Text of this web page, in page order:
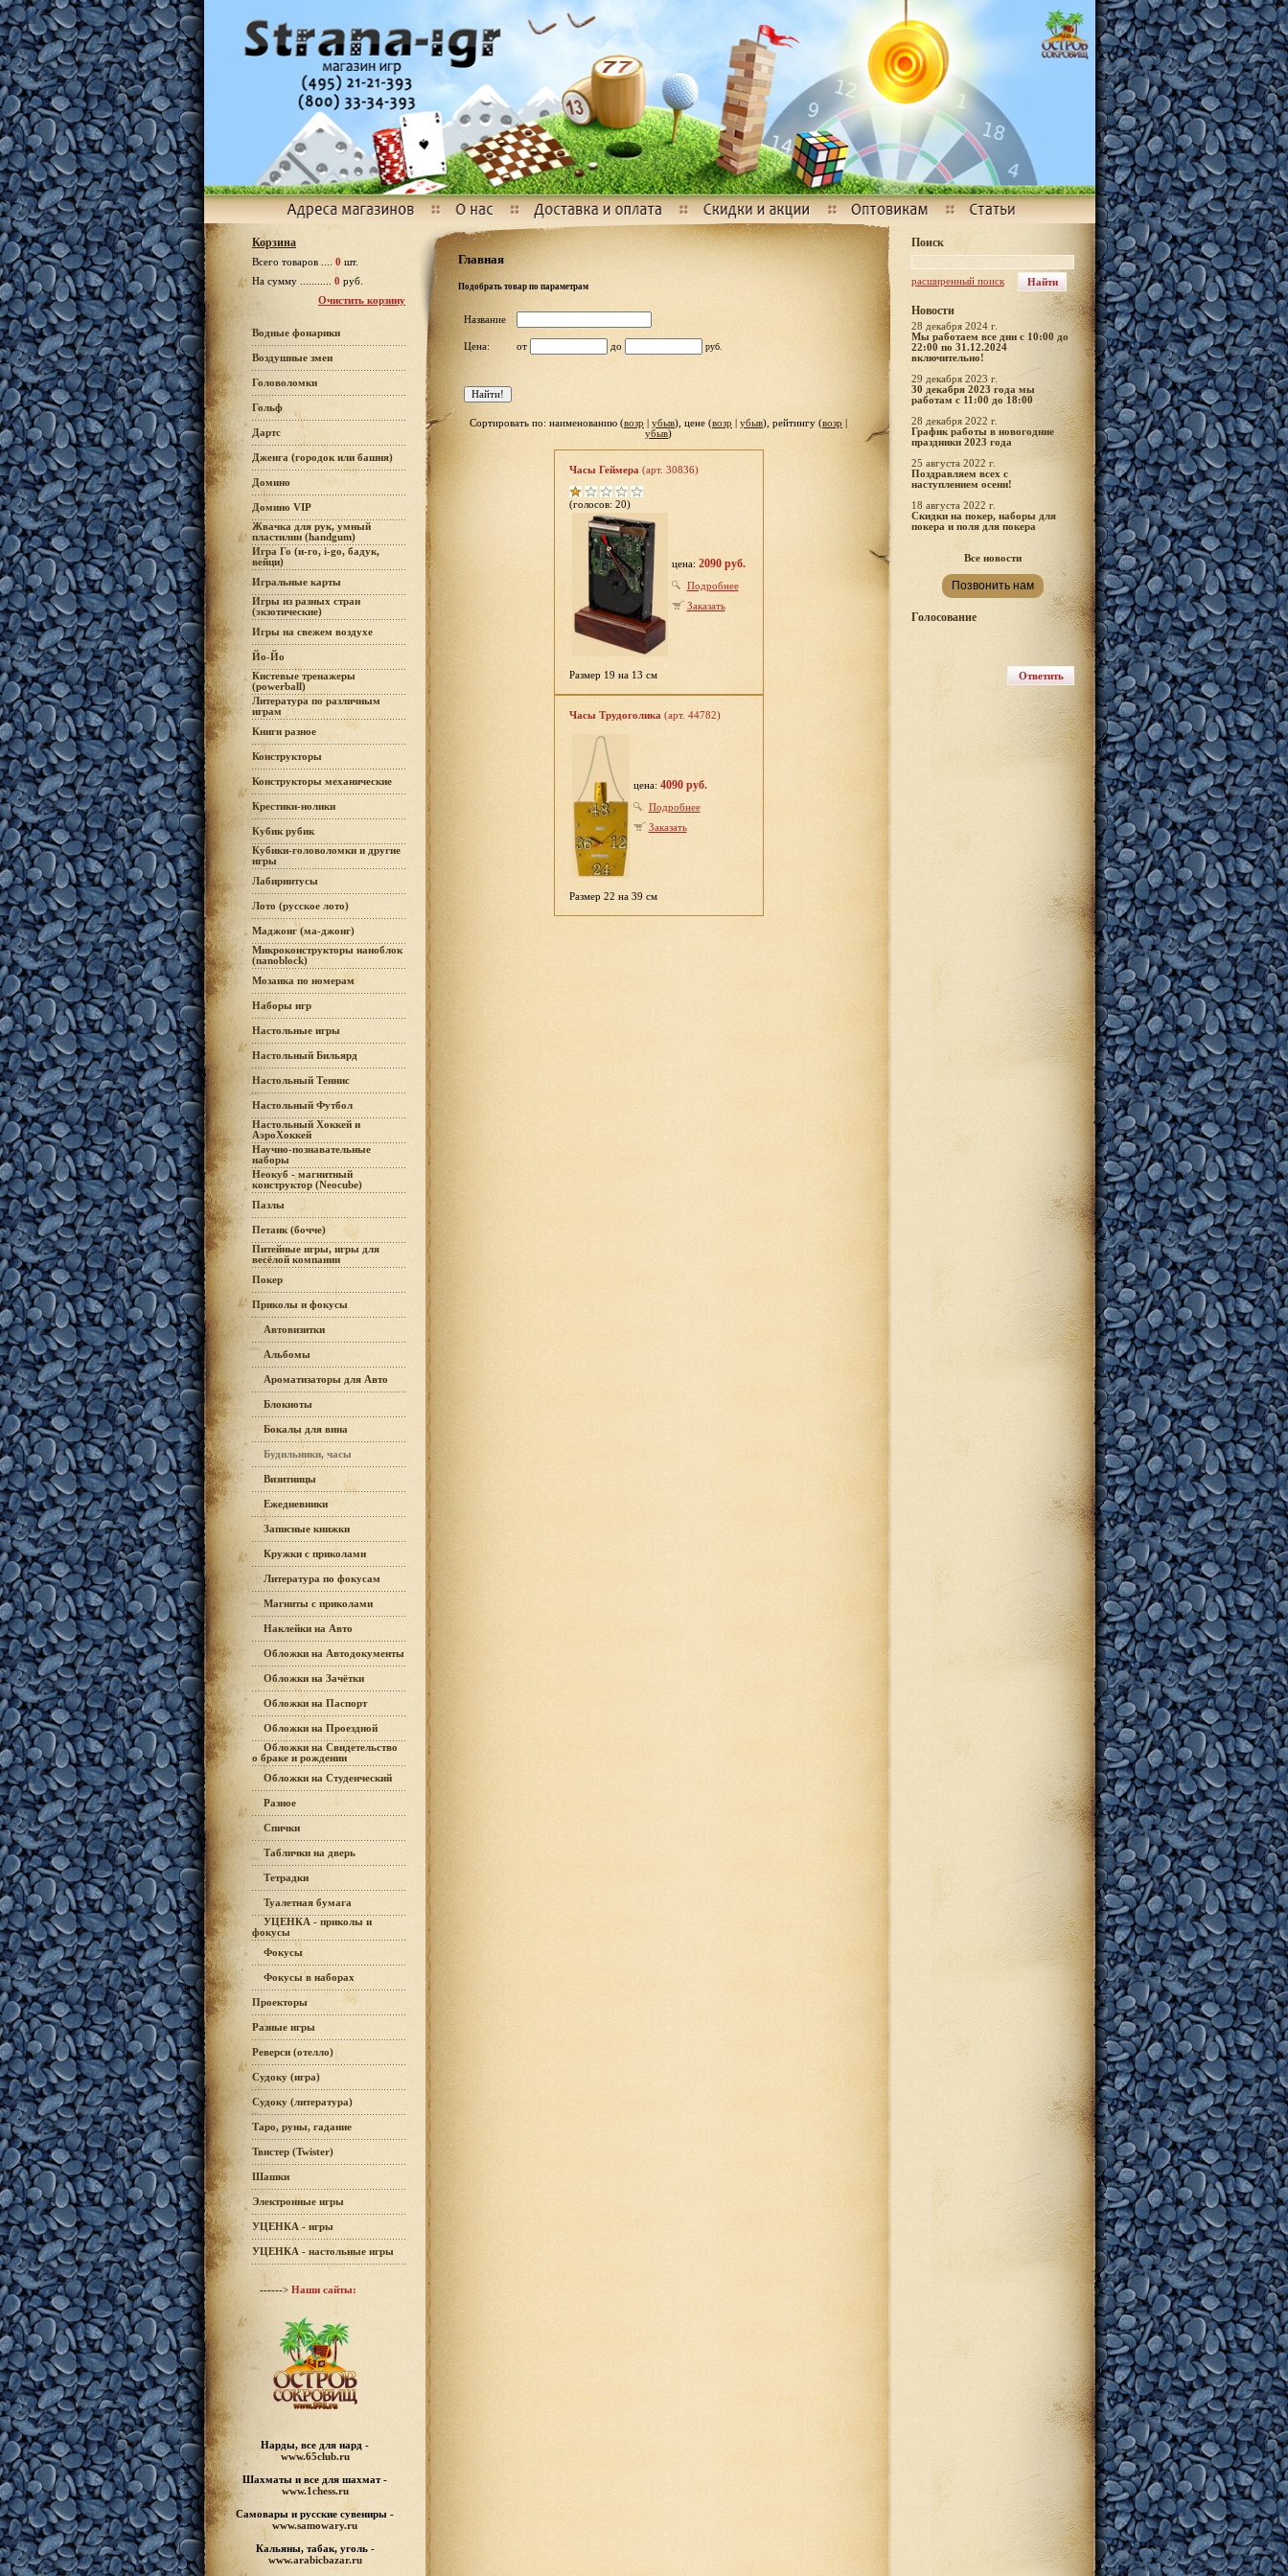
Корзина
Всего товаров .... 0 шт.
На сумму ........... 0 руб.
Очистить корзину
Водные фонарики
Воздушные змеи
Головоломки
Гольф
Дартс
Дженга (городок или башня)
Домино
Домино VIP
Жвачка для рук, умный
пластилин (handgum)
Игра Го (и-го, i-go, бадук,
вейци)
Игральные карты
Игры из разных стран
(экзотические)
Игры на свежем воздухе
Йо-Йо
Кистевые тренажеры
(powerball)
Литература по различным
играм
Книги разное
Конструкторы
Конструкторы механические
Крестики-нолики
Кубик рубик
Кубики-головоломки и другие
игры
Лабиринтусы
Лото (русское лото)
Маджонг (ма-джонг)
Микроконструкторы наноблок
(nanoblock)
Мозаика по номерам
Наборы игр
Настольные игры
Настольный Бильярд
Настольный Теннис
Настольный Футбол
Настольный Хоккей и
АэроХоккей
Научно-познавательные
наборы
Неокуб - магнитный
конструктор (Neocube)
Пазлы
Петанк (бочче)
Питейные игры, игры для
весёлой компании
Покер
Приколы и фокусы
Автовизитки
Альбомы
Ароматизаторы для Авто
Блокноты
Бокалы для вина
Будильники, часы
Визитницы
Ежедневники
Записные книжки
Кружки с приколами
Литература по фокусам
Магниты с приколами
Наклейки на Авто
Обложки на Автодокументы
Обложки на Зачётки
Обложки на Паспорт
Обложки на Проездной
Обложки на Свидетельство
о браке и рождении
Обложки на Студенческий
Разное
Спички
Таблички на дверь
Тетрадки
Туалетная бумага
УЦЕНКА - приколы и
фокусы
Фокусы
Фокусы в наборах
Проекторы
Разные игры
Реверси (отелло)
Судоку (игра)
Судоку (литература)
Таро, руны, гадание
Твистер (Twister)
Шашки
Электронные игры
УЦЕНКА - игры
УЦЕНКА - настольные игры
------> Наши сайты:
Нарды, все для нард -
www.65club.ru
Шахматы и все для шахмат -
www.1chess.ru
Самовары и русские сувениры -
www.samowary.ru
Кальяны, табак, уголь -
www.arabicbazar.ru
Главная
Подобрать товар по параметрам
Название
Цена: от до руб.
Сортировать по: наименованию (возр убыв), цене (возр убыв), рейтингу (возр
убыв)
Часы Геймера(арт. 30836)
(голосов: 20)
цена: 2090 руб.
Подробнее
Заказать
Размер 19 на 13 см
Часы Трудоголика(арт. 44782)
цена: 4090 руб.
Подробнее
Заказать
Размер 22 на 39 см
Поиск
расширенный поиск
Новости
28 декабря 2024 г.
Мы работаем все дни с 10:00 до
22:00 по 31.12.2024
включительно!
29 декабря 2023 г.
30 декабря 2023 года мы
работам с 11:00 до 18:00
28 декабря 2022 г.
График работы в новогодние
праздники 2023 года
25 августа 2022 г.
Поздравляем всех с
наступлением осени!
18 августа 2022 г.
Скидки на покер, наборы для
покера и поля для покера
Все новости
Позвонить нам
Голосование